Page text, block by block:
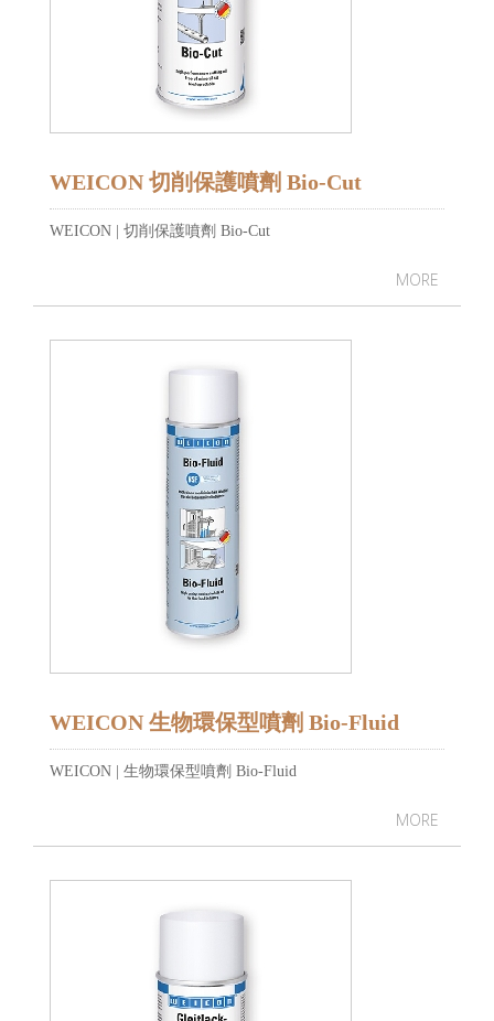
WEICON 切削保護噴劑 Bio-Cut
WEICON | 切削保護噴劑 Bio-Cut
MORE
WEICON 生物環保型噴劑 Bio-Fluid
WEICON | 生物環保型噴劑 Bio-Fluid
MORE